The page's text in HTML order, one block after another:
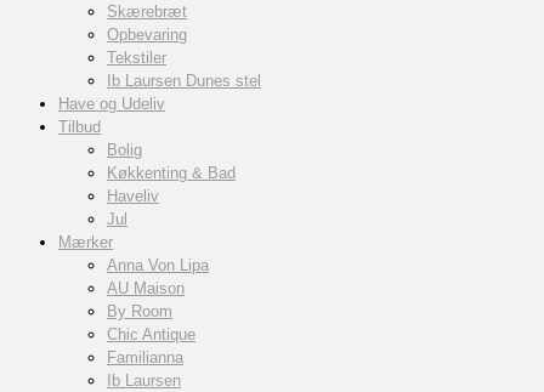
Skærebræt
Opbevaring
Tekstiler
Ib Laursen Dunes stel
Have og Udeliv
Tilbud
Bolig
Køkkenting & Bad
Haveliv
Jul
Mærker
Anna Von Lipa
AU Maison
By Room
Chic Antique
Familianna
Ib Laursen